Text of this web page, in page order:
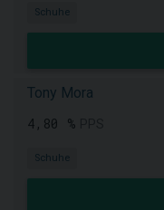
Schuhe
Tony Mora
4,80 %
Schuhe